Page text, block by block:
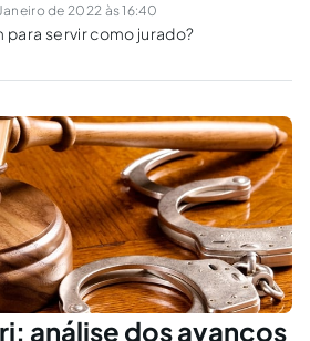
de 2022 às 16:40
para servir como jurado?
análise dos avanços